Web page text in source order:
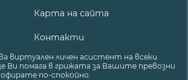
Карта на сайта
Контакти
виртуален личен асистент на всеки
Ви помага в грижата за Вашите превозни
по-спокойно.